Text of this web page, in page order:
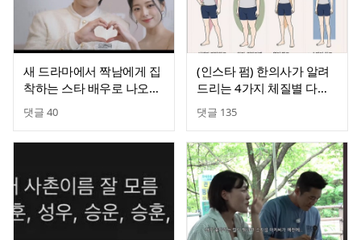
새 드라마에서 짝남에게 집
착하는 스타 배우로 나오는
있지 유나
댓글 40
(인스타 펌) 한의사가 알려
드리는 4가지 체질별 다이
어트
댓글 135